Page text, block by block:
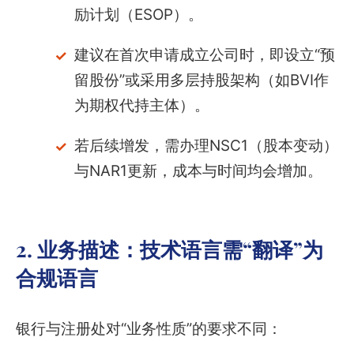
励计划（ESOP）。
建议在首次申请成立公司时，即设立“预
留股份”或采用多层持股架构（如BVI作
为期权代持主体）。
若后续增发，需办理NSC1（股本变动）
与NAR1更新，成本与时间均会增加。
2. 业务描述：技术语言需“翻译”为
合规语言
银行与注册处对“业务性质”的要求不同：